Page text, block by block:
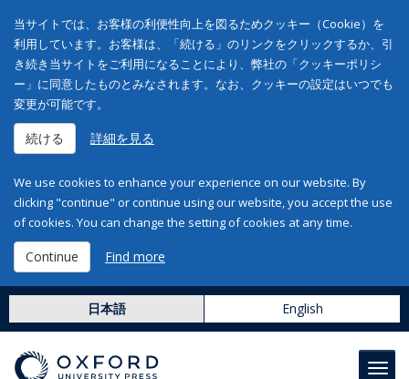
当サイトでは、お客様の利便性向上を図るためクッキー（Cookie）を
利用しています。お客様は、「続ける」のリンクをクリックするか、引
き続き当サイトをご利用になることにより、弊社の「クッキーポリシ
ー」に同意したものとみなされます。なお、クッキーの設定はいつでも
変更が可能です。
続ける 詳細を見る
We use cookies to enhance your experience on our website. By
clicking "continue" or continue using our website, you accept the use
of cookies. You can change the setting of cookies at any time.
Continue Find more
日本語 English